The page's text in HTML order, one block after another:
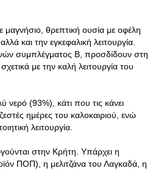
μαγνήσιο, θρεπτική ουσία με οφέλη
και την εγκεφαλική λειτουργία.
συμπλέγματος Β, προσδίδουν στη
με την καλή λειτουργία του
νερό (93%), κάτι που τις κάνει
ημέρες του καλοκαιριού, ενώ
λειτουργία.
στην Κρήτη. Υπάρχει η
ΠΟΠ), η μελιτζάνα του Λαγκαδά, η